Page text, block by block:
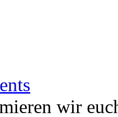
wir